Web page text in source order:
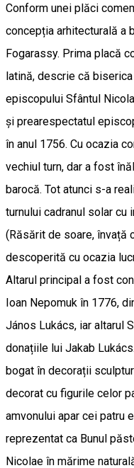
Conform unei plăci
concepția arhitecturală a
Fogarassy. Prima placă
latină, descrie că
episcopului Sfântul
și prearespectatul
în anul 1756. Cu ocazia
vechiul turn, dar a fost
barocă. Tot atunci s-a
turnului cadranul solar cu
(Răsărit de soare, învață
descoperită cu ocazia
Altarul principal a fost
Ioan Nepomuk în 1776,
János Lukács, iar altarul
donațiile lui Jakab
bogat în decorații
decorat cu figurile celor
amvonului apar cei patru
reprezentat ca Bunul
Nicolae în mărime